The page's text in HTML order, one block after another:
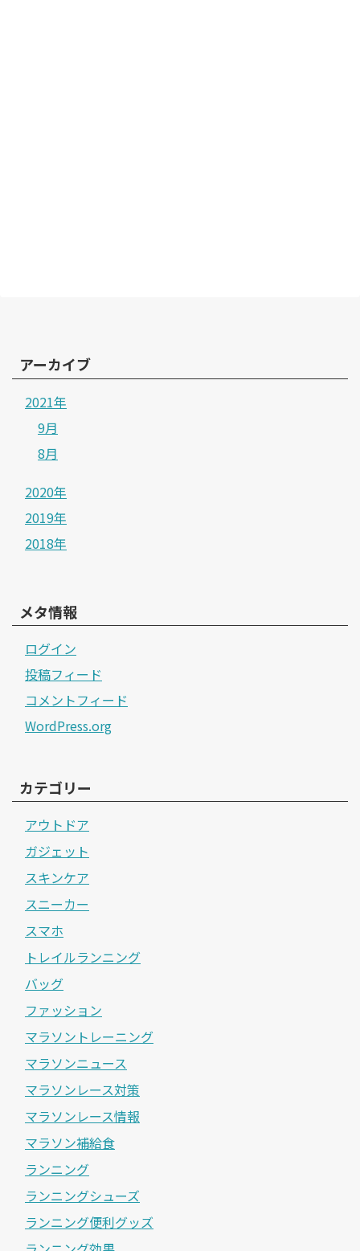
アーカイブ
2021年
9月
8月
2020年
2019年
2018年
メタ情報
ログイン
投稿フィード
コメントフィード
WordPress.org
カテゴリー
アウトドア
ガジェット
スキンケア
スニーカー
スマホ
トレイルランニング
バッグ
ファッション
マラソントレーニング
マラソンニュース
マラソンレース対策
マラソンレース情報
マラソン補給食
ランニング
ランニングシューズ
ランニング便利グッズ